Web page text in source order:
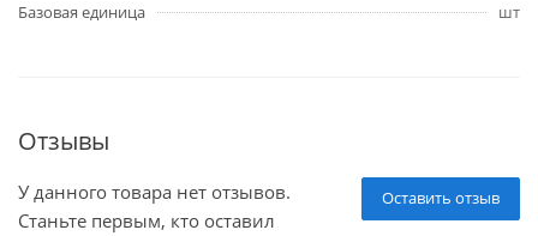
Базовая единица
шт
Отзывы
Оставить отзыв
У данного товара нет отзывов.
Станьте первым, кто оставил